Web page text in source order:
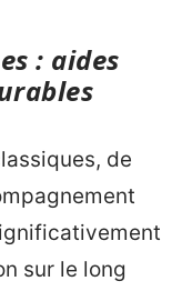
: aides
de
sur le long